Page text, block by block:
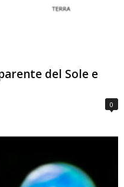
del Sole e
0